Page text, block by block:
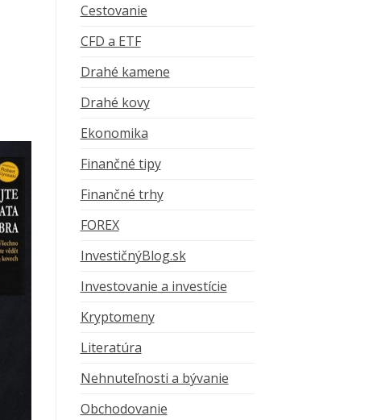
Cestovanie
CFD a ETF
Drahé kamene
Drahé kovy
Ekonomika
Finančné tipy
Finančné trhy
FOREX
InvestičnýBlog.sk
Investovanie a investície
Kryptomeny
Literatúra
Nehnuteľnosti a bývanie
Obchodovanie